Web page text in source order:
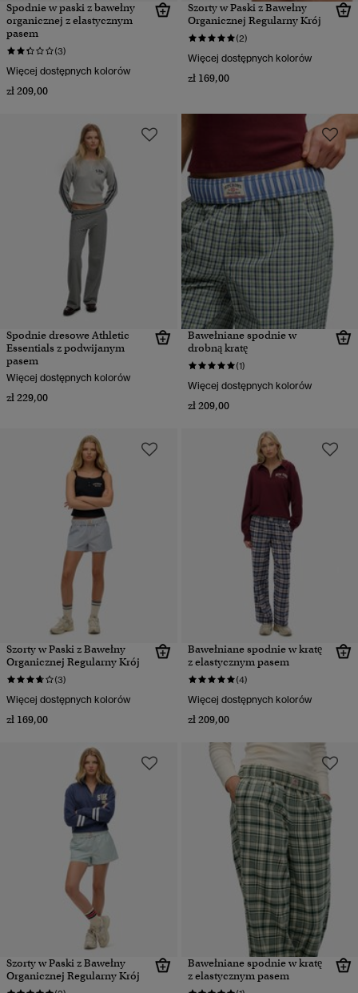
Spodnie w paski z bawełny
organicznej z elastycznym
pasem
(3)
Więcej dostępnych kolorów
zł 209,00
Szorty w Paski z Bawełny
Organicznej Regularny Krój
(2)
Więcej dostępnych kolorów
zł 169,00
Spodnie dresowe Athletic
Essentials z podwijanym
pasem
Więcej dostępnych kolorów
zł 229,00
Bawełniane spodnie w
drobną kratę
(1)
Więcej dostępnych kolorów
zł 209,00
Szorty w Paski z Bawełny
Organicznej Regularny Krój
(3)
Więcej dostępnych kolorów
zł 169,00
Bawełniane spodnie w kratę
z elastycznym pasem
(4)
Więcej dostępnych kolorów
zł 209,00
Szorty w Paski z Bawełny
Organicznej Regularny Krój
Bawełniane spodnie w kratę
z elastycznym pasem